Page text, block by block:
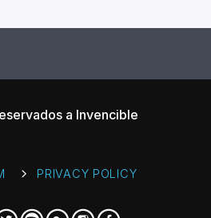
a Invencible
PRIVACY POLICY